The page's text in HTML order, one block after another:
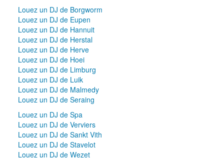
Louez un DJ de Borgworm
Louez un DJ de Eupen
Louez un DJ de Hannuit
Louez un DJ de Herstal
Louez un DJ de Herve
Louez un DJ de Hoei
Louez un DJ de Limburg
Louez un DJ de Luik
Louez un DJ de Malmedy
Louez un DJ de Seraing
Louez un DJ de Spa
Louez un DJ de Verviers
Louez un DJ de Sankt Vith
Louez un DJ de Stavelot
Louez un DJ de Wezet